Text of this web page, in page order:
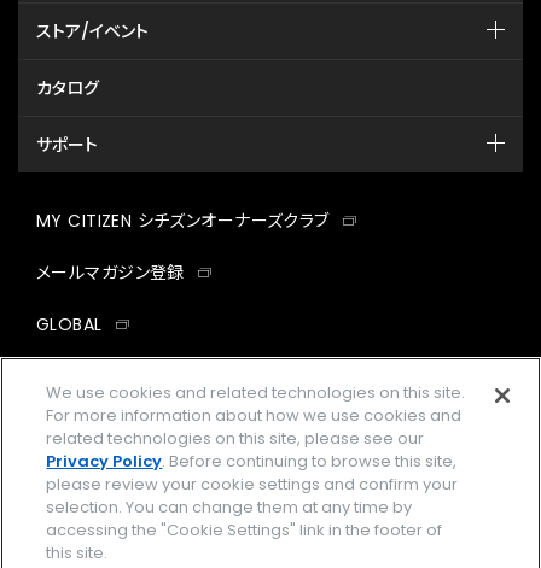
ストア/イベント
カタログ
サポート
MY CITIZEN シチズンオーナーズクラブ
メールマガジン登録
GLOBAL
facebookinstagramtwitter
企業情報 ご利用規約
プライバシーポリシー Cookies Settings
We use cookies and related technologies on this site.
For more information about how we use cookies and
related technologies on this site, please see our
Privacy Policy. Before continuing to browse this site,
please review your cookie settings and confirm your
selection. You can change them at any time by
accessing the "Cookie Settings" link in the footer of
this site.